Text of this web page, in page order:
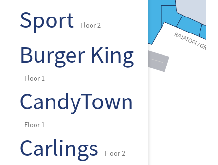
Sport
Floor 2
Burger King
Floor 1
CandyTown
Floor 1
Carlings Floor 2